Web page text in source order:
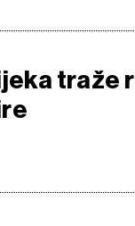
traže